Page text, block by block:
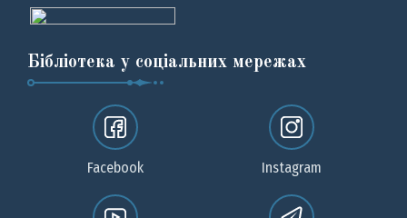
Бібліотека у соціальних мережах
Facebook Instagram